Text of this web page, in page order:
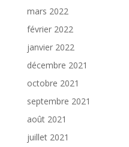
mars 2022
février 2022
janvier 2022
décembre 2021
octobre 2021
septembre 2021
août 2021
juillet 2021